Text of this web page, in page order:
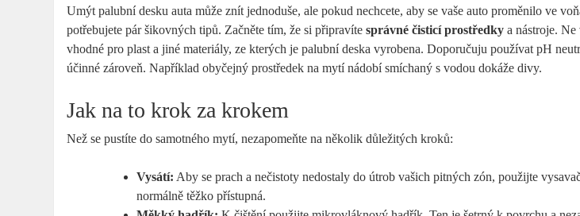
Umýt palubní desku auta může znít jednoduše, ale pokud nechcete, aby se vaše auto proměnilo ve
potřebujete pár šikovných tipů. Začněte tím, že si připravítesprávné čisticí prostředky a nástroje.
vhodné pro plast a jiné materiály, ze kterých je palubní deska vyrobena. Doporučuju používat pH
účinné zároveň. Například obyčejný prostředek na mytí nádobí smíchaný s vodou dokáže divy.
Jak na to krok za krokem
Než se pustíte do samotného mytí, nezapomeňte na několik důležitých kroků:
Vysátí: Aby se prach a nečistoty nedostaly do útrob vašich pitných zón, použijte
normálně těžko přístupná.